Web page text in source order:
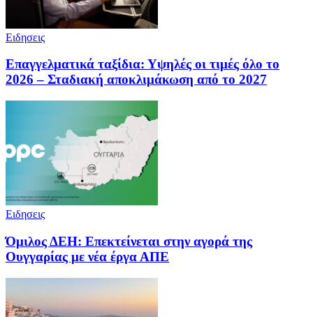
Ειδησεις
Επαγγελματικά ταξίδια: Υψηλές οι τιμές όλο το
2026 – Σταδιακή αποκλιμάκωση από το 2027
Ειδησεις
Όμιλος ΔΕΗ: Επεκτείνεται στην αγορά της
Ουγγαρίας με νέα έργα ΑΠΕ